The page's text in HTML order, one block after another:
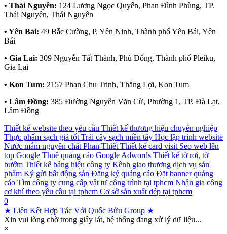
• Thái Nguyên: 124 Lương Ngọc Quyến, Phan Đình Phùng, TP.
Thái Nguyên, Thái Nguyên
• Yên Bái: 49 Bắc Cường, P. Yên Ninh, Thành phố Yên Bái, Yên
Bái
• Gia Lai: 309 Nguyễn Tất Thành, Phù Đổng, Thành phố Pleiku,
Gia Lai
• Kon Tum: 2157 Phan Chu Trinh, Thắng Lợi, Kon Tum
• Lâm Đồng: 385 Đường Nguyễn Văn Cừ, Phường 1, TP. Đà Lạt,
Lâm Đồng
Thiết kế website theo yêu cầu Thiết kế thương hiệu chuyên nghiệp
Thực phẩm sạch giá tốt Trái cây sạch miền tây Học lập trình website
Nước mắm nguyên chất Phan Thiết Thiết kế card visit Seo web lên
top Google Thuê quảng cáo Google Adwords Thiết kế tờ rơi, tờ
bướm Thiết kế bảng hiệu công ty Kênh giao thương dịch vụ sản
phẩm Ký gửi bất động sản Đăng ký quảng cáo Đặt banner quảng
cáo Tìm công ty cung cấp vật tư công trình tại tphcm Nhận gia công
cơ khí theo yêu cầu tại tphcm Cơ sở sản xuất dép tại tphcm
0
★ Liên Kết Hợp Tác Với Quốc Bửu Group ★
Xin vui lòng chờ trong giây lát, hệ thống đang xử lý dữ liệu...
×